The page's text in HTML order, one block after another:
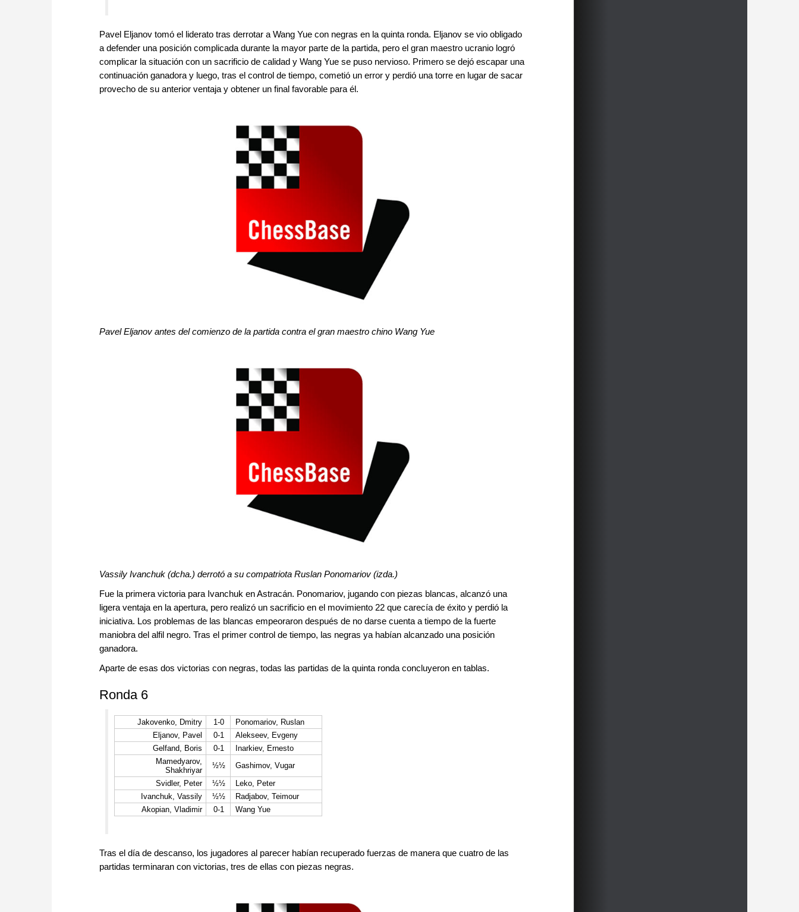
Pavel Eljanov tomó el liderato tras derrotar a Wang Yue con negras en la quinta ronda. Eljanov se vio obligado
a defender una posición complicada durante la mayor parte de la partida, pero el gran maestro ucranio logró
complicar la situación con un sacrificio de calidad y Wang Yue se puso nervioso. Primero se dejó escapar una
continuación ganadora y luego, tras el control de tiempo, cometió un error y perdió una torre en lugar de sacar
provecho de su anterior ventaja y obtener un final favorable para él.
Pavel Eljanov antes del comienzo de la partida contra el gran maestro chino Wang Yue
Vassily Ivanchuk (dcha.) derrotó a su compatriota Ruslan Ponomariov (izda.)
Fue la primera victoria para Ivanchuk en Astracán. Ponomariov, jugando con piezas blancas, alcanzó una
ligera ventaja en la apertura, pero realizó un sacrificio en el movimiento 22 que carecía de éxito y perdió la
iniciativa. Los problemas de las blancas empeoraron después de no darse cuenta a tiempo de la fuerte
maniobra del alfil negro. Tras el primer control de tiempo, las negras ya habían alcanzado una posición
ganadora.
Aparte de esas dos victorias con negras, todas las partidas de la quinta ronda concluyeron en tablas.
Ronda 6
Jakovenko, Dmitry 1-0
Ponomariov, Ruslan
Eljanov, Pavel
0-1
Alekseev, Evgeny
Gelfand, Boris
0-1
Inarkiev, Ernesto
Mamedyarov,
Shakhriyar
½½
Gashimov, Vugar
Svidler, Peter
½½
Leko, Peter
Ivanchuk, Vassily
½½
Radjabov, Teimour
Akopian, Vladimir
0-1 Wang Yue
Tras el día de descanso, los jugadores al parecer habían recuperado fuerzas de manera que cuatro de las
partidas terminaran con victorias, tres de ellas con piezas negras.